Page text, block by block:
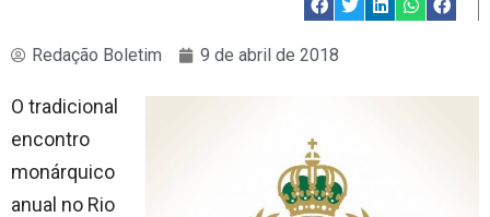
Redação Boletim 9 de abril de 2018
O tradicional
encontro
monárquico
anual no Rio